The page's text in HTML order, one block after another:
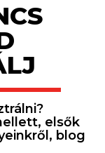
elsők
blog